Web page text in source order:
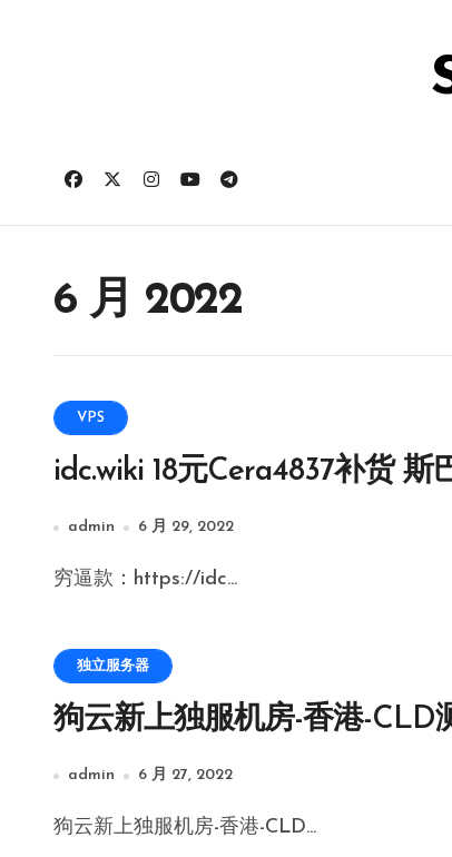
6 月 2022
VPS
idc.wiki 18元Cera4837补货
admin 6 月 29, 2022
穷逼款：https://idc...
独立服务器
狗云新上独服机房-香港-CLD
admin 6 月 27, 2022
狗云新上独服机房-香港-CLD...